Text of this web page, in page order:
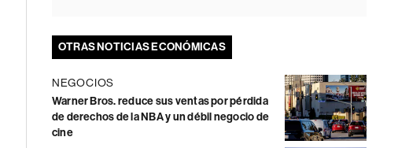
OTRAS NOTICIAS ECONÓMICAS
NEGOCIOS
Warner Bros. reduce sus ventas por pérdida
de derechos de la NBA y un débil negocio de
cine